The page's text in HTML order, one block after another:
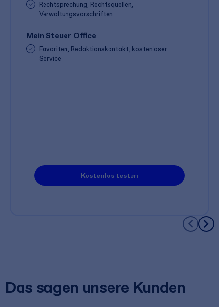
Rechtsprechung, Rechtsquellen,
Verwaltungsvorschriften
Mein Steuer Office
Favoriten, Redaktionskontakt, kostenloser
Service
Kostenlos testen
Das sagen unsere Kunden